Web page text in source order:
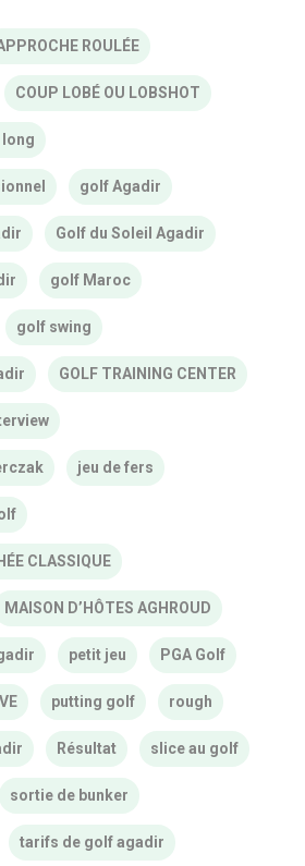
ROULÉE
COUP LOBÉ OU LOBSHOT
golf Agadir
Golf du Soleil Agadir
golf Maroc
golf swing
GOLF TRAINING CENTER
jeu de fers
CLASSIQUE
MAISON D’HÔTES AGHROUD
petit jeu PGA Golf
putting golf rough
Résultat slice au golf
sortie de bunker
tarifs de golf agadir